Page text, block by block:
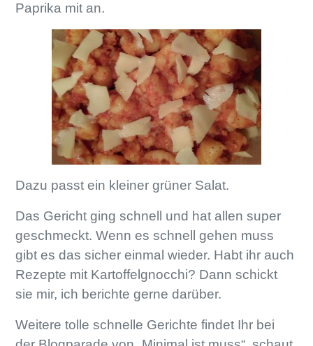
Paprika mit an.
Dazu passt ein kleiner grüner Salat.
Das Gericht ging schnell und hat allen super
geschmeckt. Wenn es schnell gehen muss
gibt es das sicher einmal wieder. Habt ihr auch
Rezepte mit Kartoffelgnocchi? Dann schickt
sie mir, ich berichte gerne darüber.
Weitere tolle schnelle Gerichte findet Ihr bei